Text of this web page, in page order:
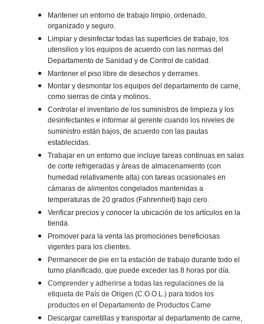
Mantener un entorno de trabajo limpio, ordenado,
organizado y seguro.
Limpiar y desinfectar todas las superficies de trabajo, los
utensilios y los equipos de acuerdo con las normas del
Departamento de Sanidad y de Control de calidad.
Mantener el piso libre de desechos y derrames.
Montar y desmontar los equipos del departamento de carne,
como sierras de cinta y molinos.
Controlar el inventario de los suministros de limpieza y los
desinfectantes e informar al gerente cuando los niveles de
suministro están bajos, de acuerdo con las pautas
establecidas.
Trabajar en un entorno que incluye tareas continuas en salas
de corte refrigeradas y áreas de almacenamiento (con
humedad relativamente alta) con tareas ocasionales en
cámaras de alimentos congelados mantenidas a
temperaturas de 20 grados (Fahrenheit) bajo cero.
Verificar precios y conocer la ubicación de los artículos en la
tienda.
Promover para la venta las promociones beneficiosas
vigentes para los clientes.
Permanecer de pie en la estación de trabajo durante todo el
turno planificado, que puede exceder las 8 horas por día.
Comprender y adherirse a todas las regulaciones de la
etiqueta de País de Origen (C.O.O.L.) para todos los
productos en el Departamento de Productos Carne
Descargar carretillas y transportar al departamento de carne,